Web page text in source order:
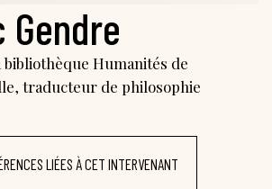
bibliothèque Humanités de
traducteur de philosophie
LIÉES À CET INTERVENANT